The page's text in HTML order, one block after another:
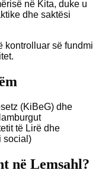
në Kita, duke u
dhe saktësi
kontrolluar së fundmi
(KiBeG) dhe
të Lirë dhe
social)
në Lemsahl?